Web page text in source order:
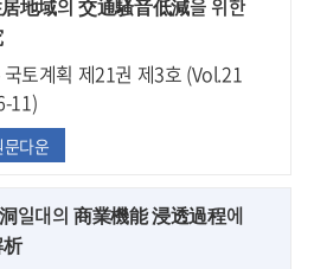
地域의 交通騷音低減을 위한
토계획 제21권 제3호 (Vol.21
11)
문다운
일대의 商業機能 浸透過程에